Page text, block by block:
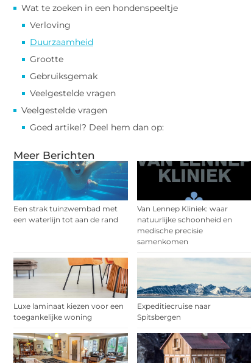
Wat te zoeken in een hondenspeeltje
Verloving
Duurzaamheid
Grootte
Gebruiksgemak
Veelgestelde vragen
Veelgestelde vragen
Goed artikel? Deel hem dan op:
Meer Berichten
Een strak tuinzwembad met
een waterlijn tot aan de rand
Van Lennep Kliniek: waar
natuurlijke schoonheid en
medische precisie
samenkomen
Luxe laminaat kiezen voor een
toegankelijke woning
Expeditiecruise naar
Spitsbergen